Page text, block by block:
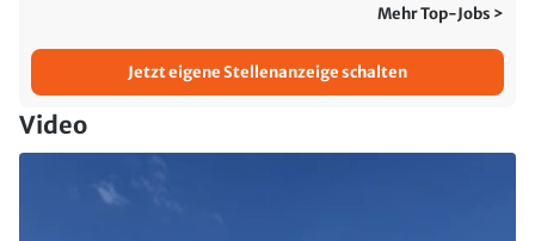
Mehr Top-Jobs >
Jetzt eigene Stellenanzeige schalten
Video